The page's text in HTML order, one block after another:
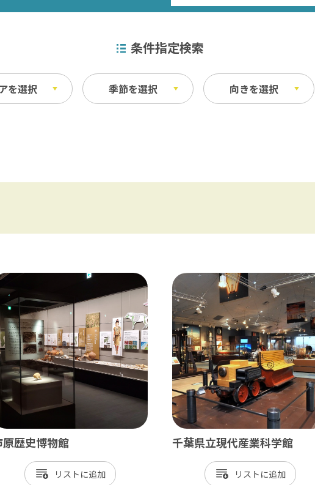
条件指定検索
を選択 季節を選択 向きを選択
北総
小江戸佐原 / 佐倉ふるさと広場 / 成田
九十九里
九十九里浜 / 釣ヶ崎海岸（サーフィン）
南房総
大山千枚田 / 鴨川シーワールド / 勝浦 /
原歴史博物館
リスト
千葉県立現代産業科学館
リスト